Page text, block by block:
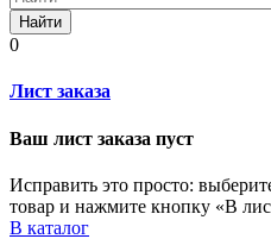
Найти
0
Лист заказа
Ваш лист заказа пуст
Исправить это просто:
товар и нажмите кнопку «В
В каталог